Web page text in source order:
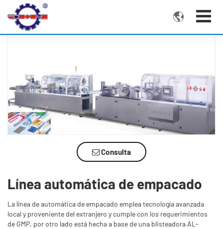

Consulta
Línea automática de empacado
La línea de automática de empacado emplea tecnología avanzada
local y proveniente del extranjero y cumple con los requerimientos
de GMP, por otro lado está hecha a base de una blisteadora AL-